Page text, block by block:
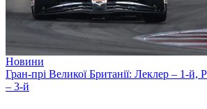
Новини
Гран-прі Великої Британії: Леклер – 1-й,
– 3-й